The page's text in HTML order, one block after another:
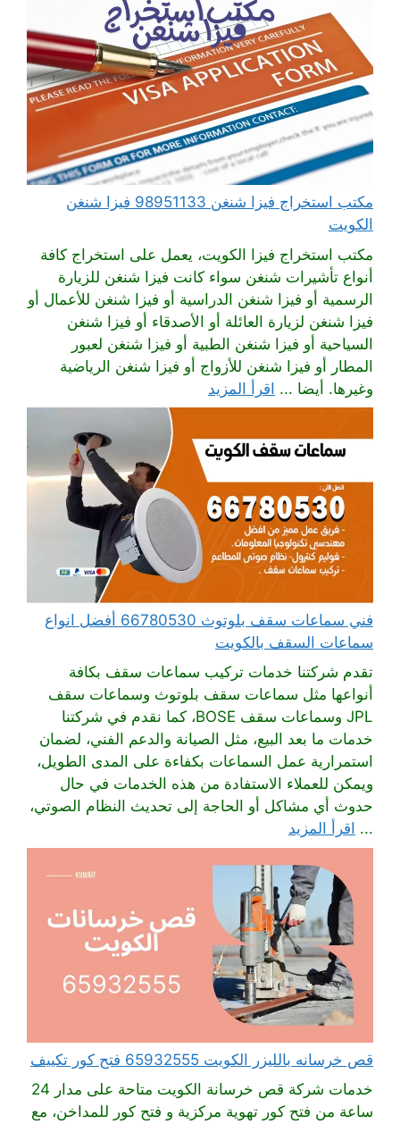
مكتب استخراج فيزا شنغن 98951133 فيزا شنغن
الكويت
مكتب استخراج فيزا الكويت، يعمل على استخراج كافة
أنواع تأشيرات شنغن سواء كانت فيزا شنغن للزيارة
الرسمية أو فيزا شنغن الدراسية أو فيزا شنغن للأعمال أو
فيزا شنغن لزيارة العائلة أو الأصدقاء أو فيزا شنغن
السياحية أو فيزا شنغن الطبية أو فيزا شنغن لعبور
المطار أو فيزا شنغن للأزواج أو فيزا شنغن الرياضية
وغيرها. أيضا ... اقرأ المزيد
فني سماعات سقف بلوتوث 66780530 أفضل انواع
سماعات السقف بالكويت
تقدم شركتنا خدمات تركيب سماعات سقف بكافة
أنواعها مثل سماعات سقف بلوتوث وسماعات سقف
JPL وسماعات سقف BOSE، كما نقدم في شركتنا
خدمات ما بعد البيع، مثل الصيانة والدعم الفني، لضمان
استمرارية عمل السماعات بكفاءة على المدى الطويل،
ويمكن للعملاء الاستفادة من هذه الخدمات في حال
حدوث أي مشاكل أو الحاجة إلى تحديث النظام الصوتي،
... اقرأ المزيد
قص خرسانه بالليزر الكويت 65932555 فتح كور تكييف
خدمات شركة قص خرسانة الكويت متاحة على مدار 24
ساعة من فتح كور تهوية مركزية و فتح كور للمداخن، مع